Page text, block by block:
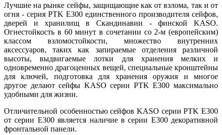
Лучшие на рынке сейфы, защищающие как от взлома, так и от
огня - серия PTK E300 единственного производителя сейфов,
дверей и хранилищ в Скандинавии - финской KASO.
Огнестойкость в 60 минут в сочетании со 2-м (европейским)
классом взломостойкости, множество внутренних
аксессуаров, таких как запираемые отделения различной
высоты, выдвигаемые лотки для хранения мелких и
одновременно драгоценных вещей, специальные кронштейны
для ключей, подготовка для хранения оружия и многое
другое делают сейфы KASO серии PTK E300 максимально
удобными для жизни.
Отличительной особенностью сейфов KASO серии PTK E300
от серии E300 является наличие в серии E300 декоративной
фронтальной панели.